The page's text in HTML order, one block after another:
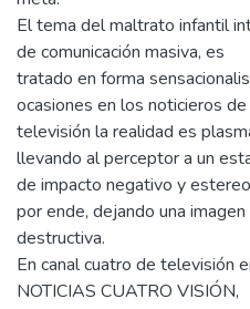
El tema del maltrato infantil
de comunicación masiva, es
tratado en forma
ocasiones en los noticieros de
televisión la realidad es
llevando al perceptor a un
de impacto negativo y
por ende, dejando una imagen
destructiva.
En canal cuatro de televisión
NOTICIAS CUATRO VISIÓN,